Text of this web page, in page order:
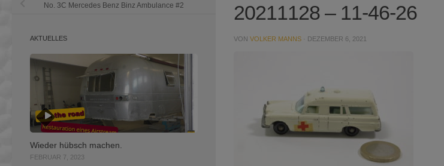
20211128 – 11-46-26
VON VOLKER MANNS · DEZEMBER 6, 2021
No. 3C Mercedes Benz Binz Ambulance #2
AKTUELLES
Wieder hübsch machen.
FEBRUAR 7, 2023